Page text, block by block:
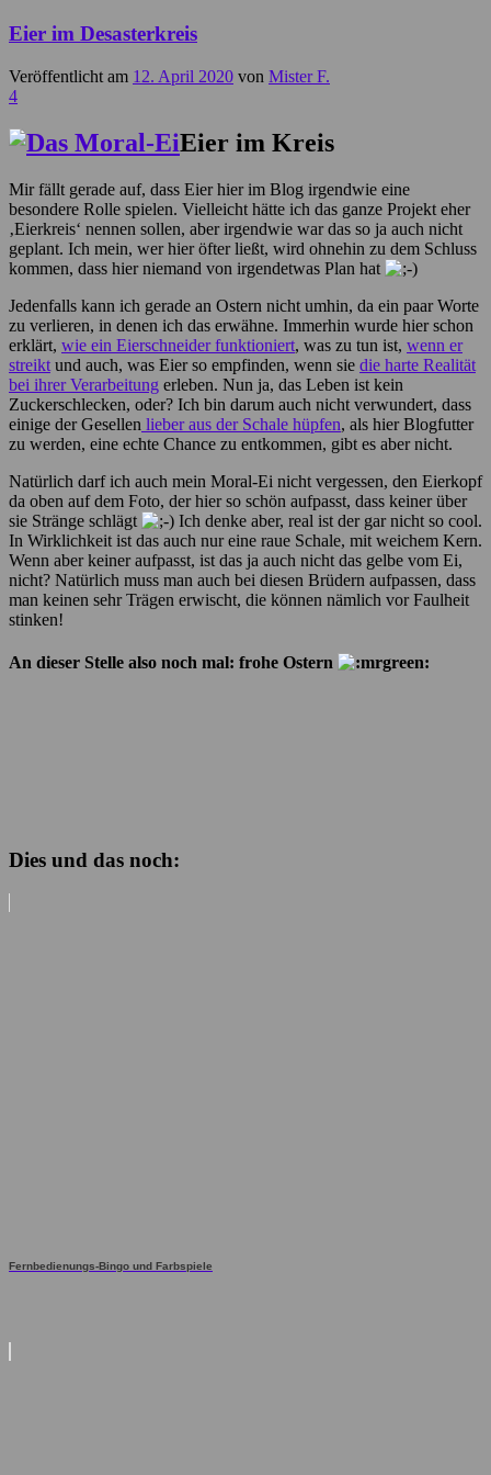
Eier im Desasterkreis
Veröffentlicht am 12. April 2020 von Mister F.
4
Eier im Kreis
Mir fällt gerade auf, dass Eier hier im Blog irgendwie eine
besondere Rolle spielen. Vielleicht hätte ich das ganze Projekt eher
‚Eierkreis‘ nennen sollen, aber irgendwie war das so ja auch nicht
geplant. Ich mein, wer hier öfter ließt, wird ohnehin zu dem Schluss
kommen, dass hier niemand von irgendetwas Plan hat
Jedenfalls kann ich gerade an Ostern nicht umhin, da ein paar Worte
zu verlieren, in denen ich das erwähne. Immerhin wurde hier schon
erklärt, wie ein Eierschneider funktioniert, was zu tun ist, wenn er
streikt und auch, was Eier so empfinden, wenn sie die harte Realität
bei ihrer Verarbeitung erleben. Nun ja, das Leben ist kein
Zuckerschlecken, oder? Ich bin darum auch nicht verwundert, dass
einige der Gesellen lieber aus der Schale hüpfen, als hier Blogfutter
zu werden, eine echte Chance zu entkommen, gibt es aber nicht.
Natürlich darf ich auch mein Moral-Ei nicht vergessen, den Eierkopf
da oben auf dem Foto, der hier so schön aufpasst, dass keiner über
sie Stränge schlägt
Ich denke aber, real ist der gar nicht so cool.
In Wirklichkeit ist das auch nur eine raue Schale, mit weichem Kern.
Wenn aber keiner aufpasst, ist das ja auch nicht das gelbe vom Ei,
nicht? Natürlich muss man auch bei diesen Brüdern aufpassen, dass
man keinen sehr Trägen erwischt, die können nämlich vor Faulheit
stinken!
An dieser Stelle also noch mal: frohe Ostern
Dies und das noch:
Fernbedienungs-Bingo und Farbspiele